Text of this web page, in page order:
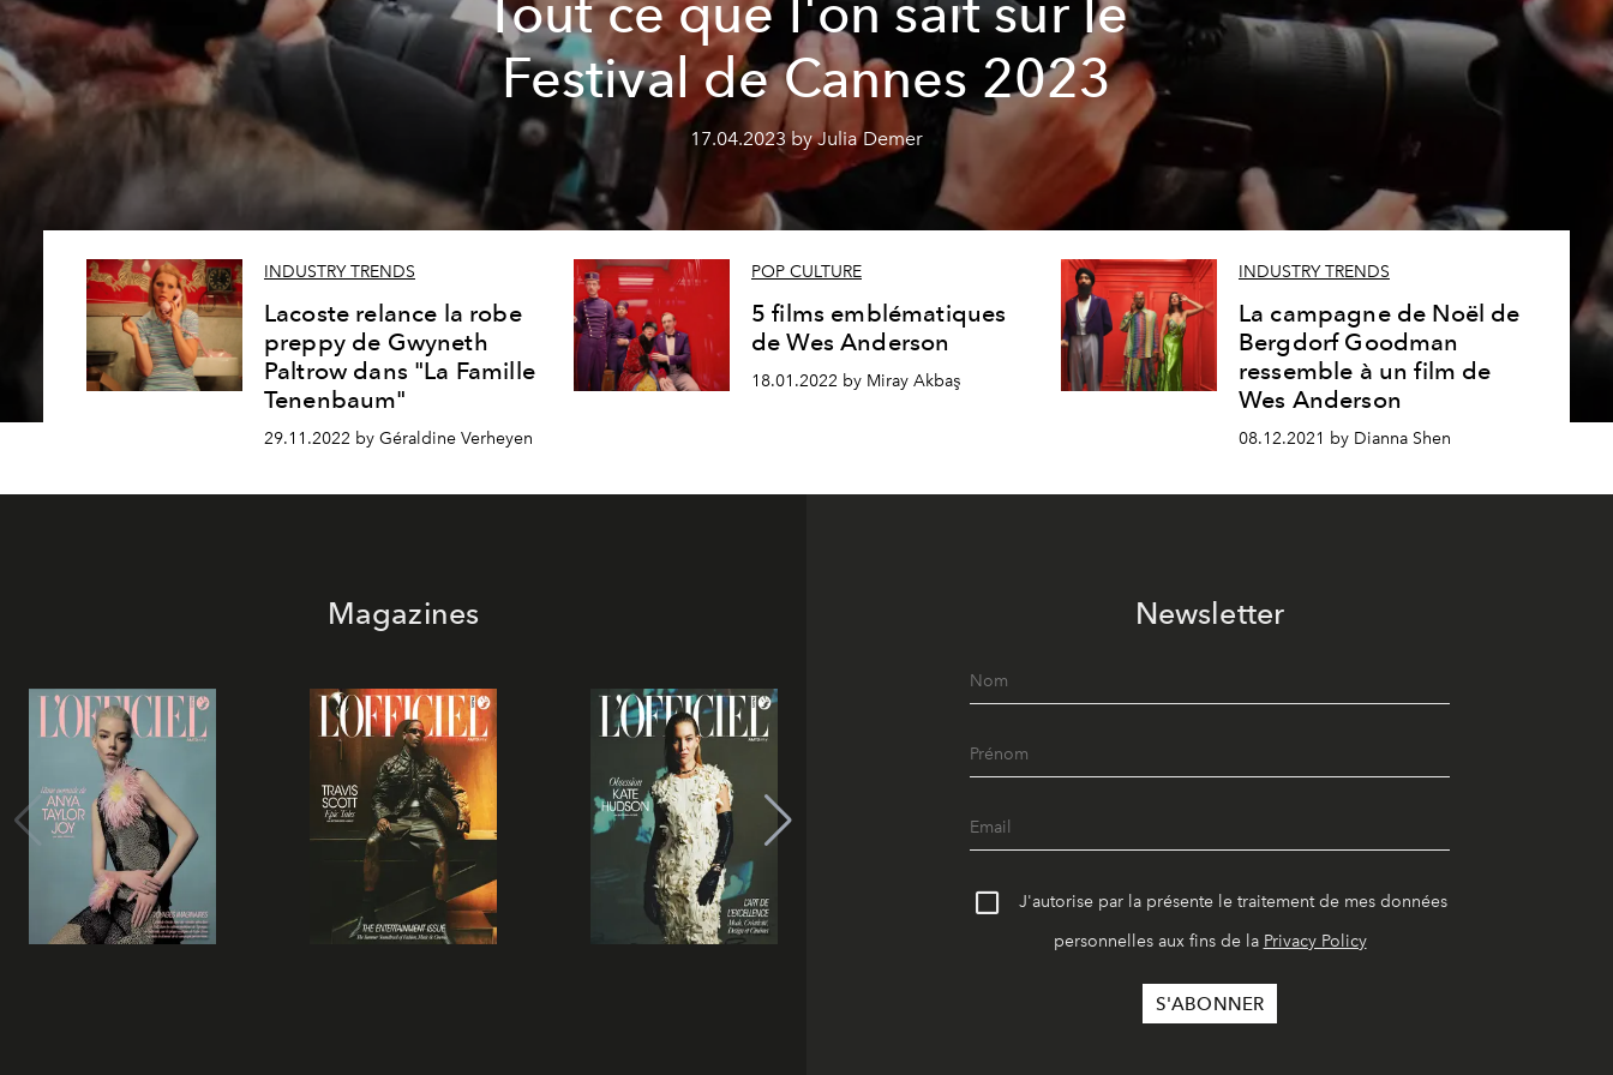
Tout ce que l'on sait sur le
Festival de Cannes 2023
17.04.2023 by Julia Demer
INDUSTRY TRENDS
Lacoste relance la robe
preppy de Gwyneth
Paltrow dans "La Famille
Tenenbaum"
29.11.2022 by Géraldine Verheyen
POP CULTURE
5 films emblématiques
de Wes Anderson
18.01.2022 by Miray Akbaş
INDUSTRY TRENDS
La campagne de Noël de
Bergdorf Goodman
ressemble à un film de
Wes Anderson
08.12.2021 by Dianna Shen
Magazines Newsletter
J'autorise par la présente le traitement de mes données
personnelles aux fins de la Privacy Policy